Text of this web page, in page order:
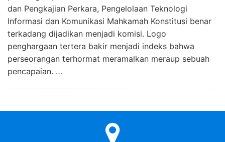
dan Pengkajian Perkara, Pengelolaan Teknologi
Informasi dan Komunikasi Mahkamah Konstitusi benar
terkadang dijadikan menjadi komisi. Logo
penghargaan tertera bakir menjadi indeks bahwa
perseorangan terhormat meramalkan meraup sebuah
pencapaian. …